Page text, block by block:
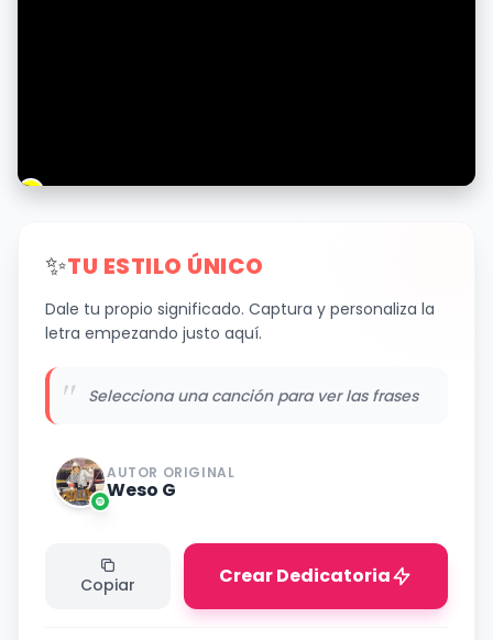
✨TU ESTILO ÚNICO
Dale tu propio significado. Captura y personaliza la
letra empezando justo aquí.
" Selecciona una canción para ver las frases
AUTOR ORIGINAL
Weso G
Copiar Crear Dedicatoria